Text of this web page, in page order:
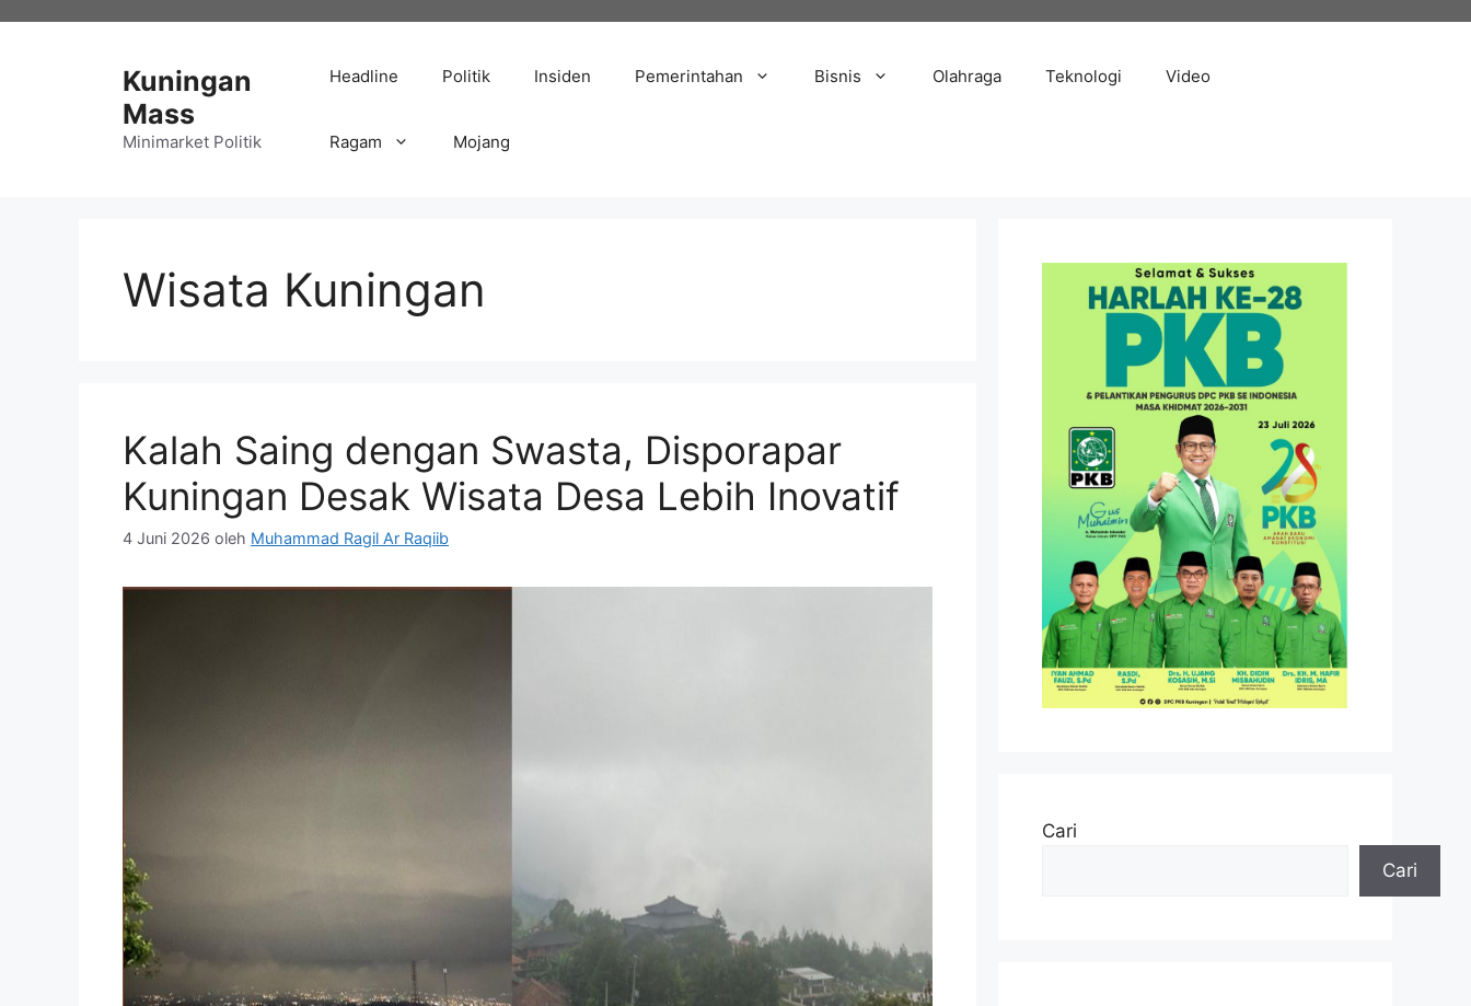
Kuningan
Mass
Minimarket Politik
Headline Politik Insiden Pemerintahan Bisnis Olahraga Teknologi Video
Ragam Mojang
Wisata Kuningan
Kalah Saing dengan Swasta, Disporapar
Kuningan Desak Wisata Desa Lebih Inovatif
4 Juni 2026 oleh Muhammad Ragil Ar Raqiib
Cari
Cari